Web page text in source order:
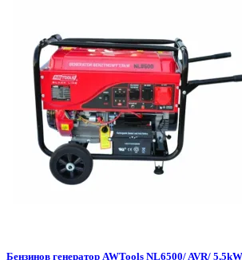
Бензинов генератор AWTools NL6500/ AVR/